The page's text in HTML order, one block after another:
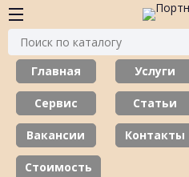
Главная Услуги
Сервис Статьи
Вакансии Контакты
Стоимость